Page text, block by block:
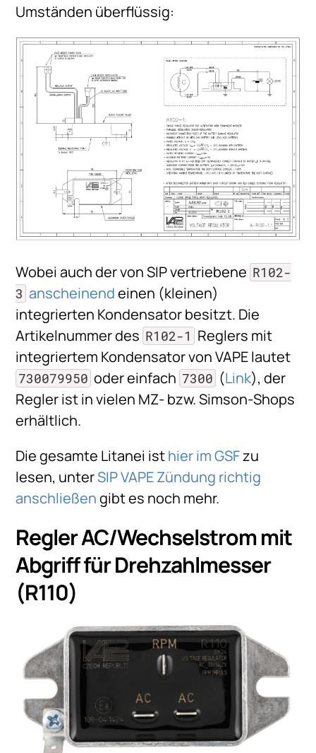
Umständen überflüssig:
Wobei auch der von SIP vertriebene R102-
3 anscheinendeinen (kleinen)
integrierten Kondensator besitzt. Die
Artikelnummer des R102-1 Reglers mit
integriertem Kondensator von VAPE lautet
730079950 oder einfach 7300 (Link), der
Regler ist in vielen MZ- bzw. Simson-Shops
erhältlich.
Die gesamte Litanei isthier im GSFzu
lesen, unterSIP VAPE Zündung richtig
anschließengibt es noch mehr.
Regler AC/Wechselstrom mit
Abgriff für Drehzahlmesser
(R110)